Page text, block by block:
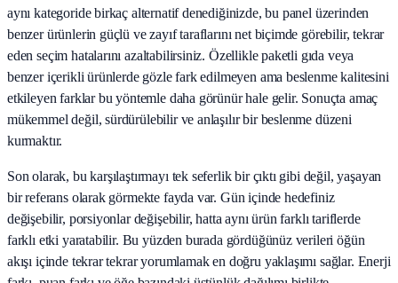
aynı kategoride birkaç alternatif denediğinizde, bu panel üzerinden
benzer ürünlerin güçlü ve zayıf taraflarını net biçimde görebilir, tekrar
eden seçim hatalarını azaltabilirsiniz. Özellikle paketli gıda veya
benzer içerikli ürünlerde gözle fark edilmeyen ama beslenme kalitesini
etkileyen farklar bu yöntemle daha görünür hale gelir. Sonuçta amaç
mükemmel değil, sürdürülebilir ve anlaşılır bir beslenme düzeni
kurmaktır.
Son olarak, bu karşılaştırmayı tek seferlik bir çıktı gibi değil, yaşayan
bir referans olarak görmekte fayda var. Gün içinde hedefiniz
değişebilir, porsiyonlar değişebilir, hatta aynı ürün farklı tariflerde
farklı etki yaratabilir. Bu yüzden burada gördüğünüz verileri öğün
akışı içinde tekrar tekrar yorumlamak en doğru yaklaşımı sağlar. Enerji